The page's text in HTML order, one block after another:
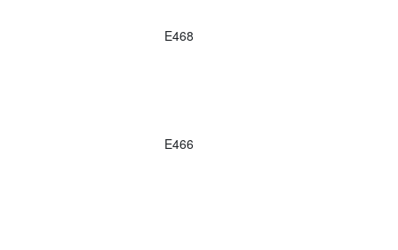
E468
E466